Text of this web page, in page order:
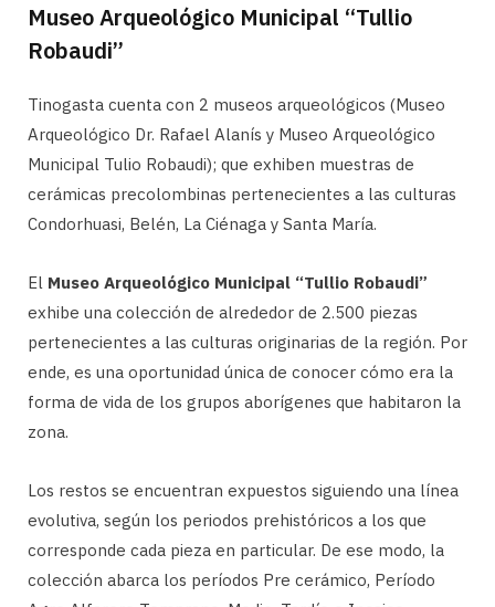
Museo Arqueológico Municipal “Tullio
Robaudi”
Tinogasta cuenta con 2 museos arqueológicos (Museo
Arqueológico Dr. Rafael Alanís y Museo Arqueológico
Municipal Tulio Robaudi); que exhiben muestras de
cerámicas precolombinas pertenecientes a las culturas
Condorhuasi, Belén, La Ciénaga y Santa María.
El Museo Arqueológico Municipal “Tullio Robaudi”
exhibe una colección de alrededor de 2.500 piezas
pertenecientes a las culturas originarias de la región. Por
ende, es una oportunidad única de conocer cómo era la
forma de vida de los grupos aborígenes que habitaron la
zona.
Los restos se encuentran expuestos siguiendo una línea
evolutiva, según los periodos prehistóricos a los que
corresponde cada pieza en particular. De ese modo, la
colección abarca los períodos Pre cerámico, Período